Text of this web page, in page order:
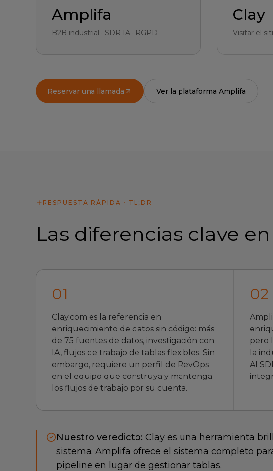
Amplifa
B2B industrial · SDR IA · RGPD
Clay
Visitar el
Reservar una llamada Ver la plataforma Amplifa
RESPUESTA RÁPIDA · TL;DR
Las diferencias clave
01
Clay.com es la referencia en
enriquecimiento de datos sin código: más
de 75 fuentes de datos, investigación con
IA, flujos de trabajo de tablas flexibles. Sin
embargo, requiere un perfil de RevOps
en el equipo que construya y mantenga
los flujos de trabajo por su cuenta.
02
pero
la
AI
Nuestro veredicto: Clay es una herramienta
sistema. Amplifa ofrece el sistema completo
pipeline en lugar de gestionar tablas.